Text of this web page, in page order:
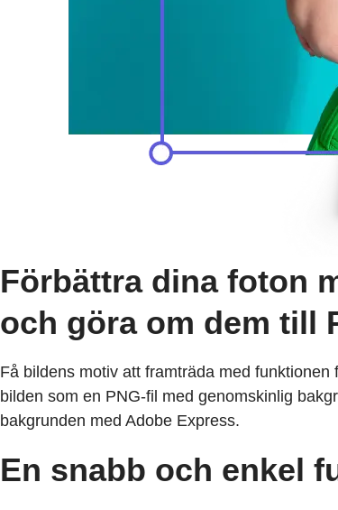
Förbättra dina foton
och göra om dem till
Få bildens motiv att framträda med
bilden som en PNG-fil med genomskinlig
bakgrunden med Adobe Express.
En snabb och enkel